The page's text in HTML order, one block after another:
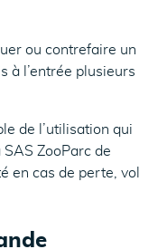
ou contrefaire un
à l’entrée plusieurs
de l’utilisation qui
ZooParc de
en cas de perte, vol